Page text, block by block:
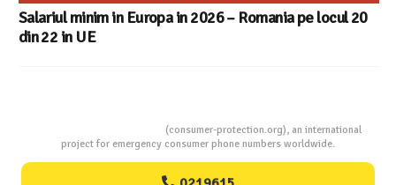
Salariul minim in Europa in 2026 – Romania pe locul 20
din 22 in UE
(consumer-protection.org), an international
project for emergency consumer phone numbers worldwide.